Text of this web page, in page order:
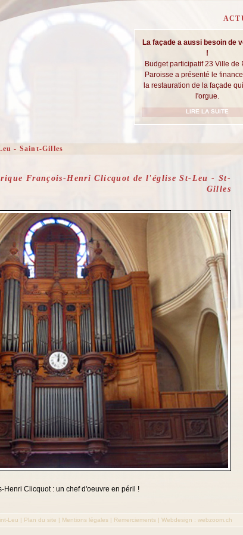
La façade a aussi besoin de
!
Budget participatif 23 Ville de
Paroisse a présenté le
la restauration de la façade
l'orgue.
LIRE LA SUITE
- Saint-Gilles
François-Henri Clicquot de l'église St-Leu - St-
Gilles
Henri Clicquot : un chef d'oeuvre en péril !
Leu | Plan du site | Mentions légales | Remerciements | Webdesign : webzoom.ch